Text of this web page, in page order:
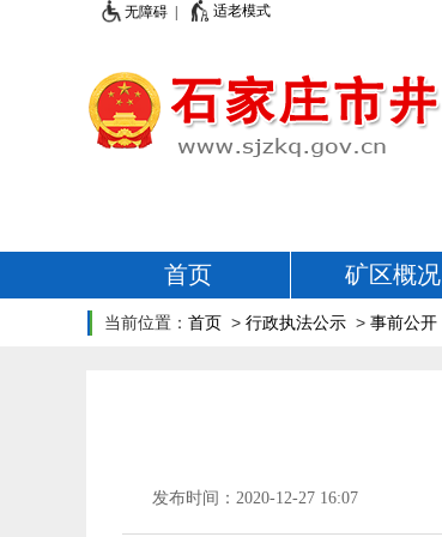
无障碍 | 适老模式
首页 矿区概况
当前位置： 首页 > 行政执法公示 > 事前公开
发布时间：2020-12-27 16:07